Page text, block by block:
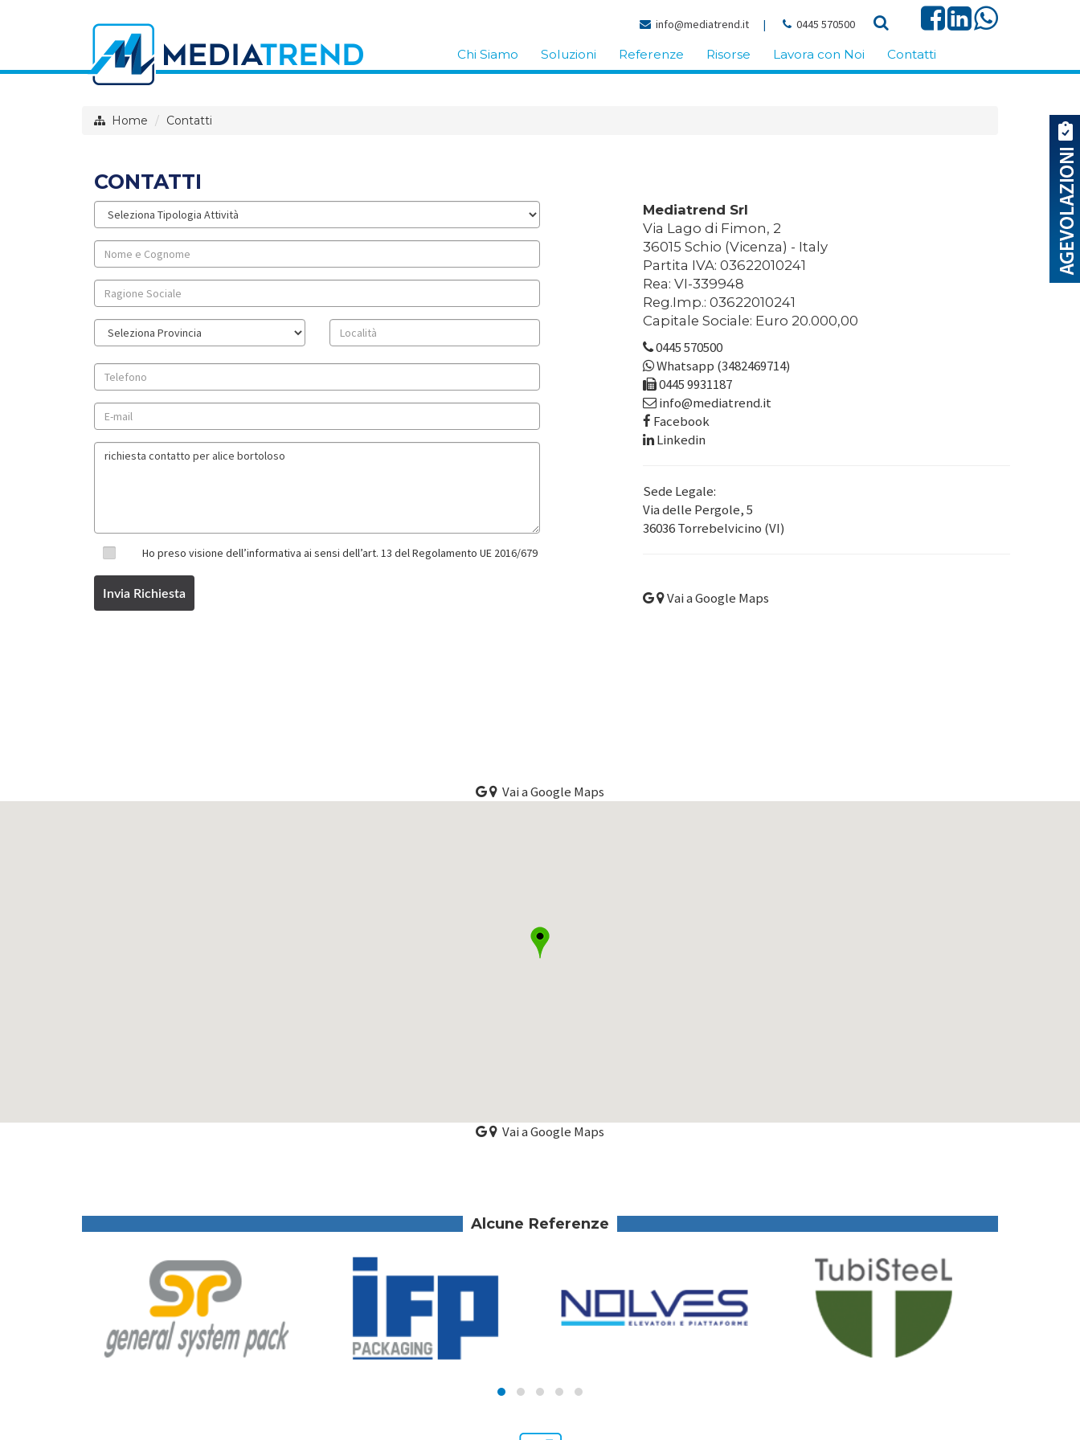
info@mediatrend.it | 0445 570500
Chi Siamo Soluzioni Referenze Risorse Lavora con Noi Contatti
Home Contatti
CONTATTI
Ho preso visione dell’informativa ai sensi dell’art. 13 del Regolamento UE 2016/679
Mediatrend Srl
Via Lago di Fimon, 2
36015 Schio (Vicenza) - Italy
Partita IVA: 03622010241
Rea: VI-339948
Reg.Imp.: 03622010241
Capitale Sociale: Euro 20.000,00
0445 570500
Whatsapp (3482469714)
0445 9931187
info@mediatrend.it
Facebook
Linkedin
Sede Legale:
Via delle Pergole, 5
36036 Torrebelvicino (VI)
Vai a Google Maps
Vai a Google Maps
Vai a Google Maps
Alcune Referenze